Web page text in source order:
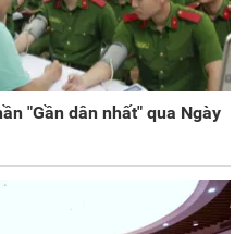
"Gần dân nhất" qua Ngày